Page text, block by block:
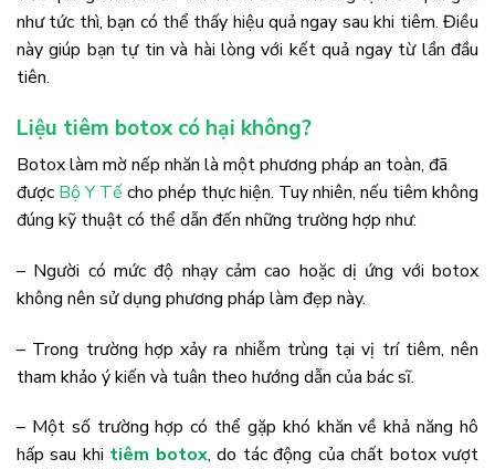
như tức thì, bạn có thể thấy hiệu quả ngay sau khi tiêm. Điều
này giúp bạn tự tin và hài lòng với kết quả ngay từ lần đầu
tiên.
Liệu tiêm botox có hại không?
Botox làm mờ nếp nhăn là một phương pháp an toàn, đã
được Bộ Y Tếcho phép thực hiện. Tuy nhiên, nếu tiêm không
đúng kỹ thuật có thể dẫn đến những trường hợp như:
– Người có mức độ nhạy cảm cao hoặc dị ứng với botox
không nên sử dụng phương pháp làm đẹp này.
– Trong trường hợp xảy ra nhiễm trùng tại vị trí tiêm, nên
tham khảo ý kiến và tuân theo hướng dẫn của bác sĩ.
– Một số trường hợp có thể gặp khó khăn về khả năng hô
hấp sau khi tiêm botox, do tác động của chất botox vượt